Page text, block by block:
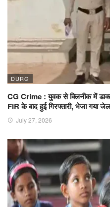
DURG
CG Crime : युवक से क्लिनीक में
FIR के बाद हुई गिरफ्तारी, भेजा गया जेल
July 27, 2026